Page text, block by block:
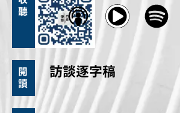
聽
閱
讀
訪談逐字稿